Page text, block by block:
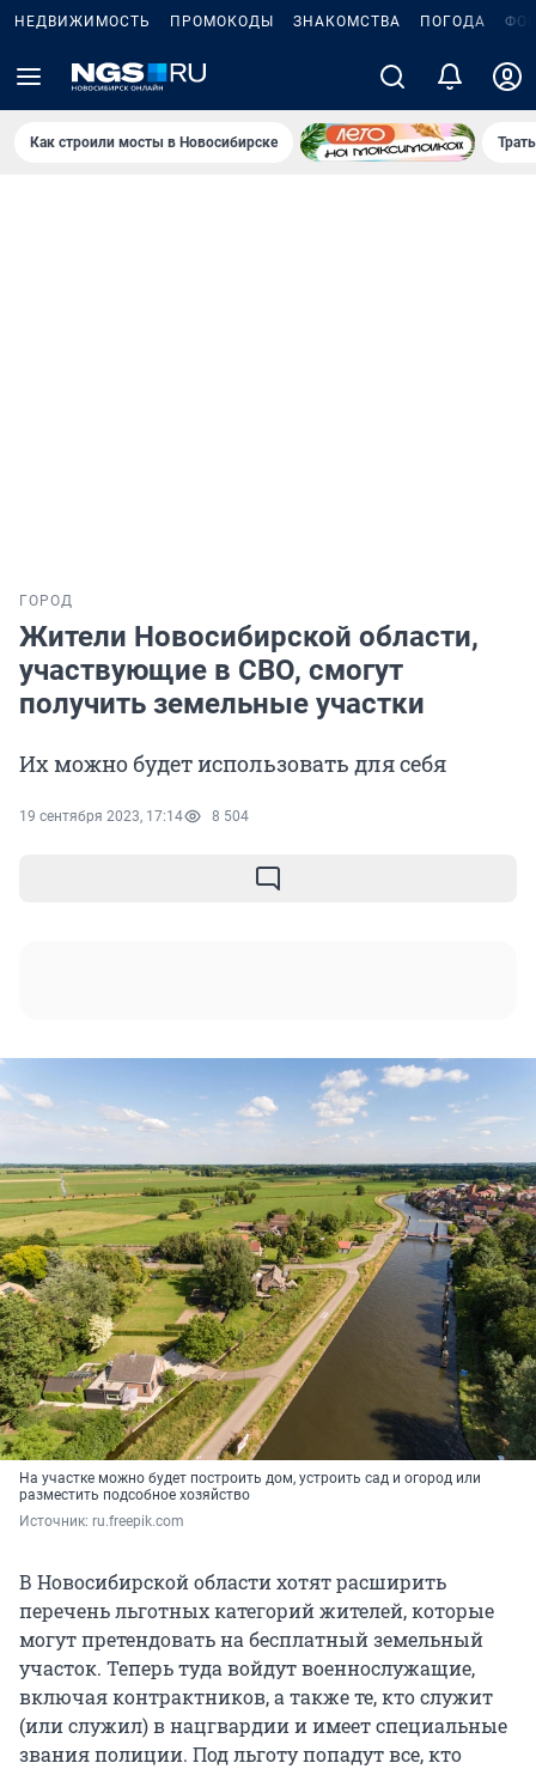
НЕДВИЖИМОСТЬ ПРОМОКОДЫ ЗНАКОМСТВА ПОГОДА
Как строили мосты в Новосибирске
ГОРОД
Жители Новосибирской области,
участвующие в СВО, смогут
получить земельные участки
Их можно будет использовать для себя
19 сентября 2023, 17:14 8 504
На участке можно будет построить дом, устроить сад и огород или
разместить подсобное хозяйство
Источник: ru.freepik.com
В Новосибирской области хотят расширить
перечень льготных категорий жителей, которые
могут претендовать на бесплатный земельный
участок. Теперь туда войдут военнослужащие,
включая контрактников, а также те, кто служит
(или служил) в нацгвардии и имеет специальные
звания полиции. Под льготу попадут все, кто